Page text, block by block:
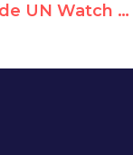
TOP 25: Mejores momentos de UN Watch 2017